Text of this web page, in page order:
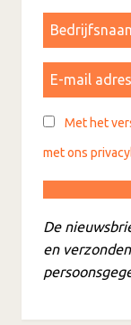
Met het
met ons
De
en